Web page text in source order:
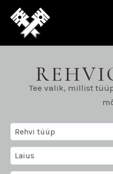
Tee valik, millist